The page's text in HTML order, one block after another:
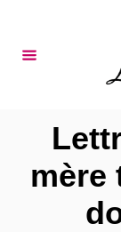
mère